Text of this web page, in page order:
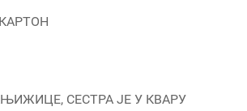
СЕСТРА ЈЕ У КВАРУ